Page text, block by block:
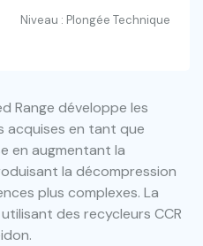
Niveau : Plongée Technique
Range développe les
acquises en tant que
en augmentant la
la décompression
plus complexes. La
des recycleurs CCR